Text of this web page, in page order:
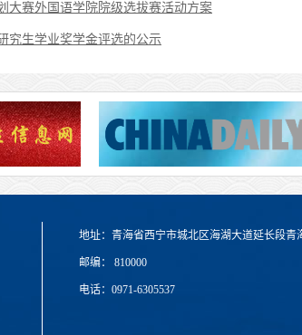
大赛外国语学院院级选拔赛活动方案
究生学业奖学金评选的公示
地址：青海省西宁市城北区海湖大道延长段青
邮编： 810000
电话：0971-6305537